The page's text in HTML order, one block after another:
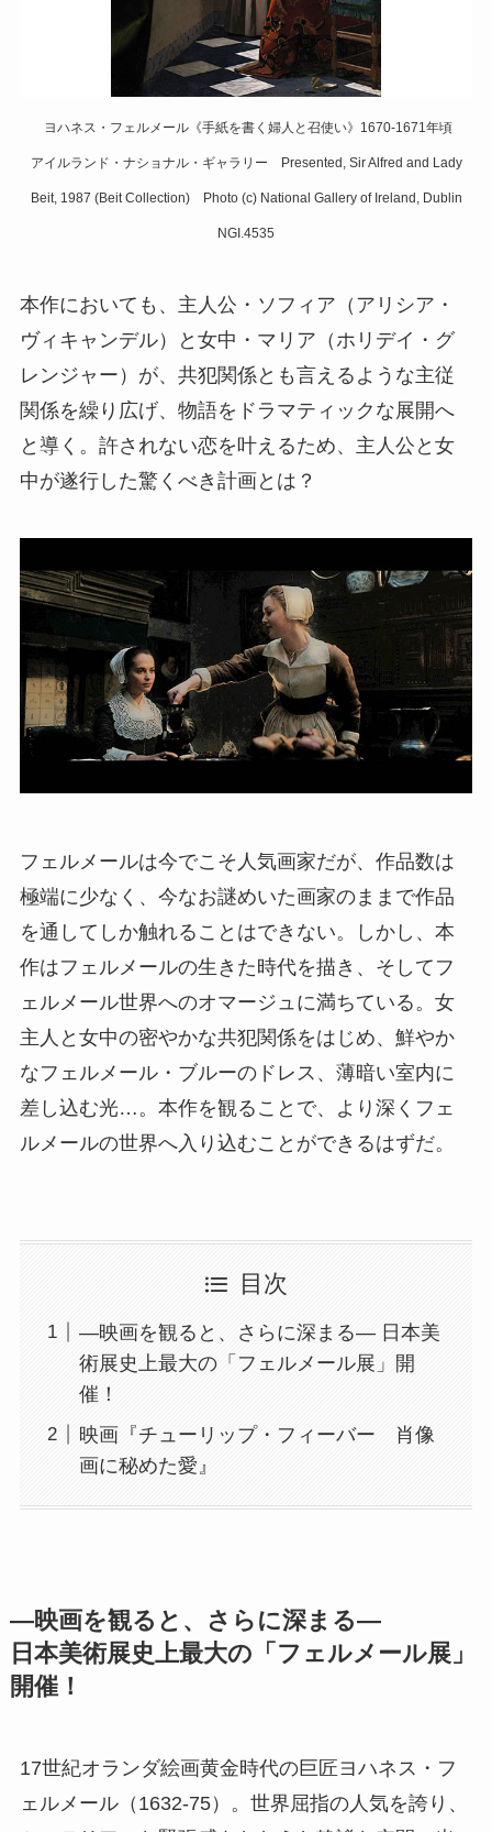
ヨハネス・フェルメール《手紙を書く婦人と召使い》1670-1671年頃
アイルランド・ナショナル・ギャラリー Presented, Sir Alfred and Lady
Beit, 1987 (Beit Collection) Photo (c) National Gallery of Ireland, Dublin
NGI.4535
本作においても、主人公・ソフィア（アリシア・
ヴィキャンデル）と女中・マリア（ホリデイ・グ
レンジャー）が、共犯関係とも言えるような主従
関係を繰り広げ、物語をドラマティックな展開へ
と導く。許されない恋を叶えるため、主人公と女
中が遂行した驚くべき計画とは？
フェルメールは今でこそ人気画家だが、作品数は
極端に少なく、今なお謎めいた画家のままで作品
を通してしか触れることはできない。しかし、本
作はフェルメールの生きた時代を描き、そしてフ
ェルメール世界へのオマージュに満ちている。女
主人と女中の密やかな共犯関係をはじめ、鮮やか
なフェルメール・ブルーのドレス、薄暗い室内に
差し込む光…。本作を観ることで、より深くフェ
ルメールの世界へ入り込むことができるはずだ。
目次
―映画を観ると、さらに深まる― 日本美
術展史上最大の「フェルメール展」開
催！
映画『チューリップ・フィーバー 肖像
画に秘めた愛』
―映画を観ると、さらに深まる―
日本美術展史上最大の「フェルメール展」
開催！
17世紀オランダ絵画黄金時代の巨匠ヨハネス・フ
ェルメール（1632-75）。世界屈指の人気を誇り、